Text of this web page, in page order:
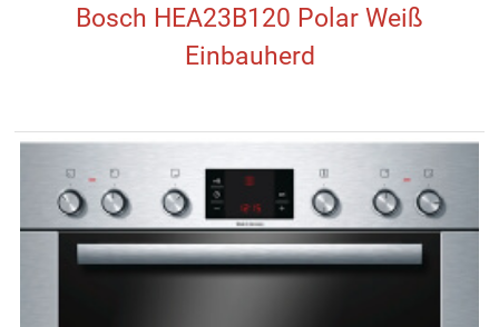
Bosch HEA23B120 Polar Weiß
Einbauherd